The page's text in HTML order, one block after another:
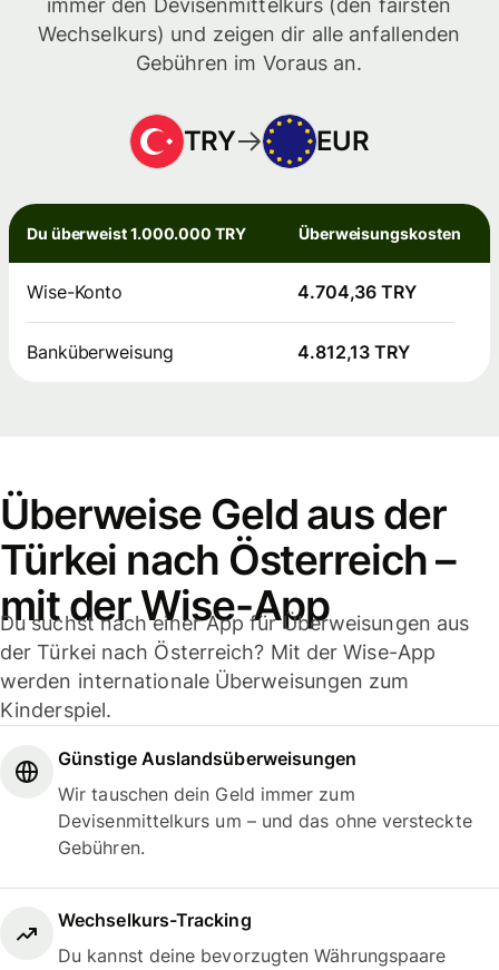
immer den Devisenmittelkurs (den fairsten
Wechselkurs) und zeigen dir alle anfallenden
Gebühren im Voraus an.
TRY EUR
Du überweist 1.000.000 TRY Überweisungskosten
Wise-Konto 4.704,36 TRY
Banküberweisung 4.812,13 TRY
Überweise Geld aus der
Türkei nach Österreich –
mit der Wise-App
Du suchst nach einer App für Überweisungen aus
der Türkei nach Österreich? Mit der Wise-App
werden internationale Überweisungen zum
Kinderspiel.
Günstige Auslandsüberweisungen
Wir tauschen dein Geld immer zum
Devisenmittelkurs um – und das ohne versteckte
Gebühren.
Wechselkurs-Tracking
Du kannst deine bevorzugten Währungspaare